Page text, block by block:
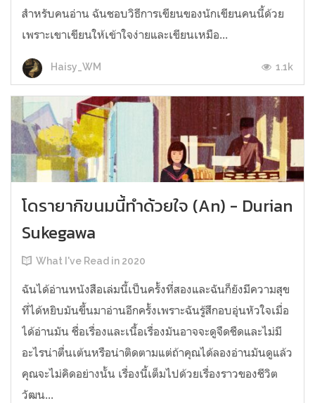
สำหรับคนอ่าน ฉันชอบวิธีการเขียนของนักเขียนคนนี้ด้วย
เพราะเขาเขียนให้เข้าใจง่ายและเขียนเหมือ...
Haisy_WM 1.1k
โดรายากิขนมนี้ทำด้วยใจ (An) - Durian
Sukegawa
What I've Read in 2020
ฉันได้อ่านหนังสือเล่มนี้เป็นครั้งที่สองและฉันก็ยังมีความสุข
ที่ได้หยิบมันขึ้นมาอ่านอีกครั้งเพราะฉันรู้สึกอบอุ่นหัวใจเมื่อ
ได้อ่านมัน ชื่อเรื่องและเนื้อเรื่องมันอาจจะดูจืดชืดและไม่มี
อะไรน่าตื่นเต้นหรือน่าติดตามแต่ถ้าคุณได้ลองอ่านมันดูแล้ว
คุณจะไม่คิดอย่างนั้น เรื่องนี้เต็มไปด้วยเรื่องราวของชีวิต
วัฒน...